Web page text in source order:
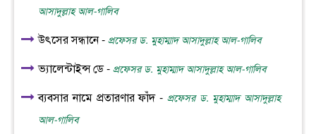
আসাদুল্লাহ আল-গালিব
উৎসের সন্ধানে - প্রফেসর ড. মুহাম্মাদ আসাদুল্লাহ আল-গালিব
ভ্যালেন্টাইন্স ডে - প্রফেসর ড. মুহাম্মাদ আসাদুল্লাহ আল-গালিব
ব্যবসার নামে প্রতারণার ফাঁদ - প্রফেসর ড. মুহাম্মাদ আসাদুল্লাহ
আল-গালিব